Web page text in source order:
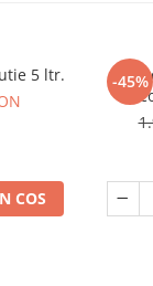
5 ltr.
COS
-45%